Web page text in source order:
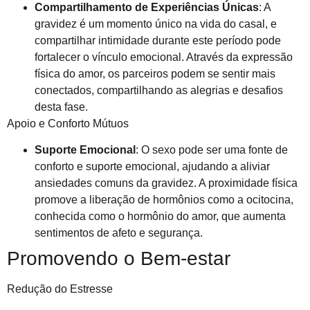
Compartilhamento de Experiências Únicas: A
gravidez é um momento único na vida do casal, e
compartilhar intimidade durante este período pode
fortalecer o vínculo emocional. Através da expressão
física do amor, os parceiros podem se sentir mais
conectados, compartilhando as alegrias e desafios
desta fase.
Apoio e Conforto Mútuos
Suporte Emocional : O sexo pode ser uma fonte de
conforto e suporte emocional, ajudando a aliviar
ansiedades comuns da gravidez. A proximidade física
promove a liberação de hormônios como a ocitocina,
conhecida como o hormônio do amor, que aumenta
sentimentos de afeto e segurança.
Promovendo o Bem-estar
Redução do Estresse